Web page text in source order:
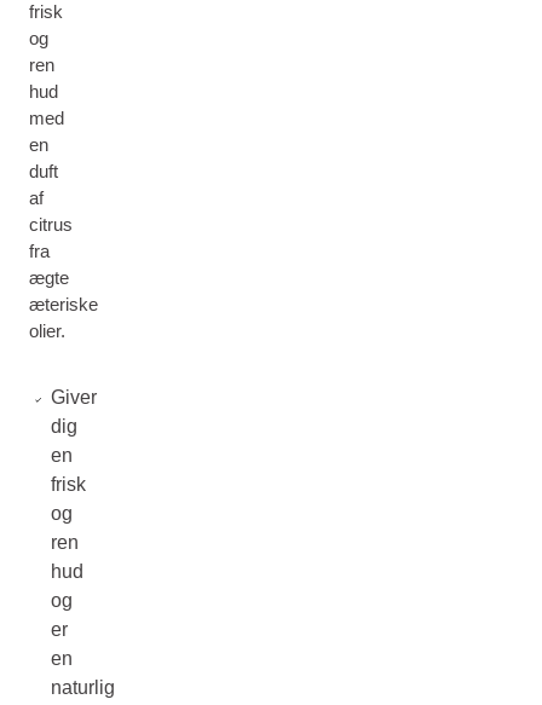
frisk
og
ren
hud
med
en
duft
af
citrus
fra
ægte
æteriske
olier.
Giver
dig
en
frisk
og
ren
hud
og
er
en
naturlig